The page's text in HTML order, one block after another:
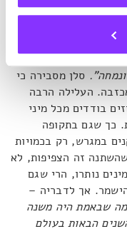
האבולוציוני.
אירוע הנגנברג […]
סלן מסבירה כי
העלילה הרבה
בודדים מכל מיני
כך שגם בתקופה
במגרש, רק בכמויות
זה הצפיפות, לא
נותרו, הרי שגם
אך לדבריה –
שבאמת היה משנה
הבאות בעולם